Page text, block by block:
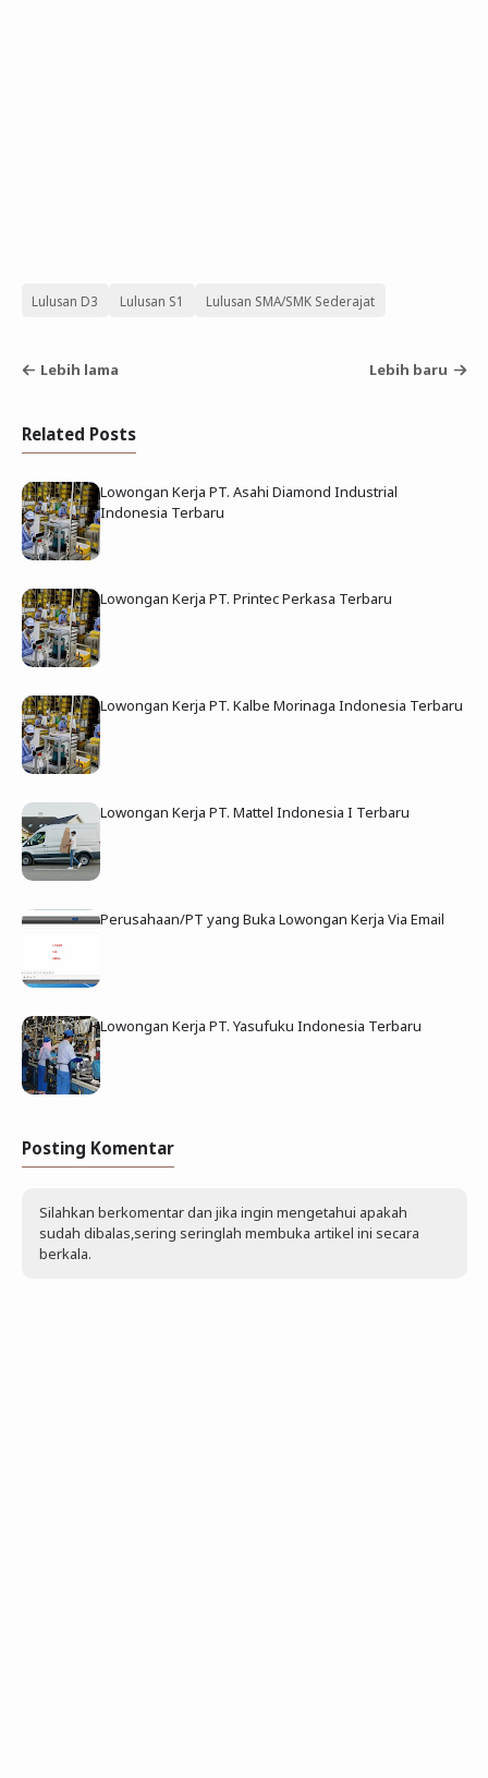
Lulusan D3 Lulusan S1 Lulusan SMA/SMK Sederajat
Lebih lama Lebih baru
Related Posts
Lowongan Kerja PT. Asahi Diamond Industrial
Indonesia Terbaru
Lowongan Kerja PT. Printec Perkasa Terbaru
Lowongan Kerja PT. Kalbe Morinaga Indonesia Terbaru
Lowongan Kerja PT. Mattel Indonesia I Terbaru
Perusahaan/PT yang Buka Lowongan Kerja Via Email
Lowongan Kerja PT. Yasufuku Indonesia Terbaru
Posting Komentar
Silahkan berkomentar dan jika ingin mengetahui apakah
sudah dibalas,sering seringlah membuka artikel ini secara
berkala.